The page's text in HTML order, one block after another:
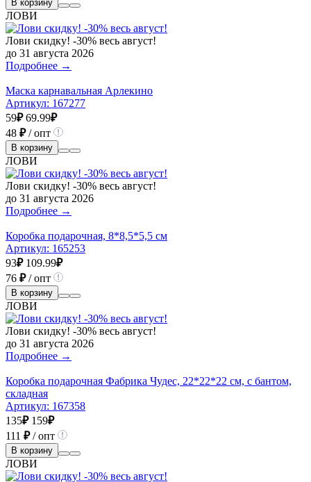
В корзину
ЛОВИ
Лови скидку! -30% весь август!
до 31 августа 2026
Подробнее →
Маска карнавальная Арлекино
Артикул: 167277
59₽ 69.99₽
48 ₽/ опт
В корзину
ЛОВИ
Лови скидку! -30% весь август!
до 31 августа 2026
Подробнее →
Коробка подарочная, 8*8,5*5,5 см
Артикул: 165253
93₽ 109.99₽
76 ₽/ опт
В корзину
ЛОВИ
Лови скидку! -30% весь август!
до 31 августа 2026
Подробнее →
Коробка подарочная Фабрика Чудес, 22*22*22 см, с бантом,
складная
Артикул: 167358
135₽ 159₽
111 ₽/ опт
В корзину
ЛОВИ